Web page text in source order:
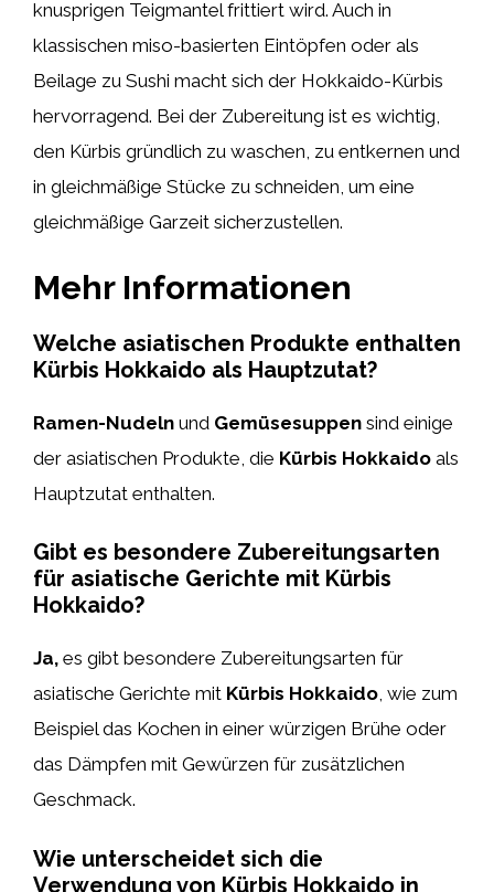
knusprigen Teigmantel frittiert wird. Auch in
klassischen miso-basierten Eintöpfen oder als
Beilage zu Sushi macht sich der Hokkaido-Kürbis
hervorragend. Bei der Zubereitung ist es wichtig,
den Kürbis gründlich zu waschen, zu entkernen und
in gleichmäßige Stücke zu schneiden, um eine
gleichmäßige Garzeit sicherzustellen.
Mehr Informationen
Welche asiatischen Produkte enthalten
Kürbis Hokkaido als Hauptzutat?
Ramen-Nudeln und Gemüsesuppen sind einige
der asiatischen Produkte, die Kürbis Hokkaido als
Hauptzutat enthalten.
Gibt es besondere Zubereitungsarten
für asiatische Gerichte mit Kürbis
Hokkaido?
Ja, es gibt besondere Zubereitungsarten für
asiatische Gerichte mit Kürbis Hokkaido, wie zum
Beispiel das Kochen in einer würzigen Brühe oder
das Dämpfen mit Gewürzen für zusätzlichen
Geschmack.
Wie unterscheidet sich die
Verwendung von Kürbis Hokkaido in